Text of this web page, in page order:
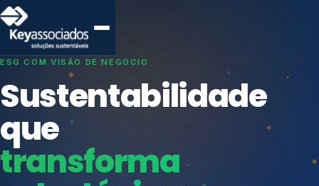
SISTEMAS DE GESTÃO OTIMIZADOS E INTEGRADOS
Conformidade que
protege seu
negócio.
Índices de Mercado